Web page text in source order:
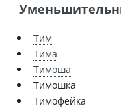
Тим
Тима
Тимоша
Тимошка
Тимофейка